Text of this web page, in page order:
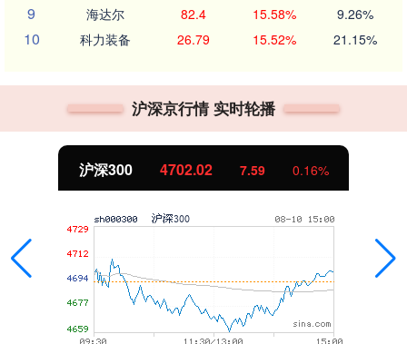
9 海达尔 82.4 15.58% 9.26%
10 科力装备 26.79 15.52% 21.15%
沪深京行情 实时轮播
北证50 1122.88 -11.37 -1.00%